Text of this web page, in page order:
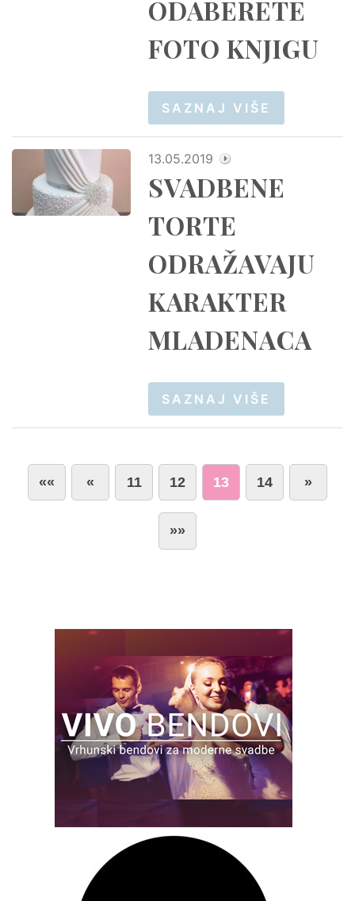
ODABERETE
FOTO KNJIGU
SAZNAJ VIŠE
13.05.2019
SVADBENE
TORTE
ODRAŽAVAJU
KARAKTER
MLADENACA
SAZNAJ VIŠE
«« « 11 12 13 14 »
»»